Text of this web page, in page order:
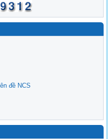
đề NCS